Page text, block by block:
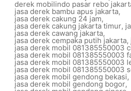
derek mobilindo pasar rebo
jasa derek bambu apus jakarta,
jasa derek cakung 24 jam,
jasa derek cakung jakarta timur,
jasa derek cawang jakarta,
jasa derek cempaka putih jakarta,
jasa derek mobil 081385550003
jasa derek mobil 081385550003
jasa derek mobil 081385550003
jasa derek mobil 081385550003
jasa derek mobil gendong bekasi,
jasa derek mobil gendong bogor,